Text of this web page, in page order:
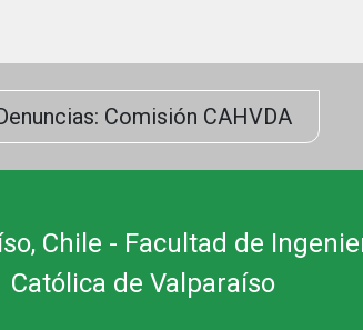
Comisión CAHVDA
Chile - Facultad de
Católica de Valparaíso